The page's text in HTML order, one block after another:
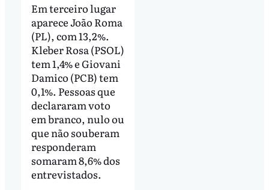
Em terceiro lugar
aparece João Roma
(PL), com 13,2%.
Kleber Rosa (PSOL)
tem 1,4% e Giovani
Damico (PCB) tem
0,1%. Pessoas que
declararam voto
em branco, nulo ou
que não souberam
responderam
somaram 8,6% dos
entrevistados.